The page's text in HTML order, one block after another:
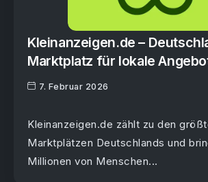
Kleinanzeigen.de –
Marktplatz für lokale
7. Februar 2026
Kleinanzeigen.de zählt zu den
Marktplätzen Deutschlands und
Millionen von Menschen...